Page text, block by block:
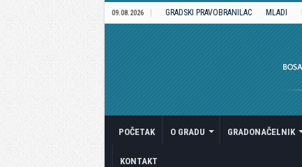
09.08.2026 GRADSKI PRAVOBRANILAC MLADI
POČETAK O GRADU GRADONAČELNIK
KONTAKT